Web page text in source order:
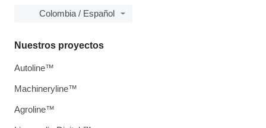
Colombia / Español
Nuestros proyectos
Autoline™
Machineryline™
Agroline™